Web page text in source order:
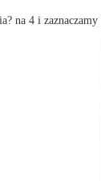
na 4 i